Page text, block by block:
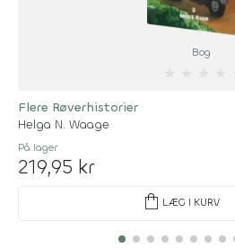
Bog
Flere Røverhistorier
Helga N. Waage
På lager
219,95 kr
shopping_bag LÆG I KURV